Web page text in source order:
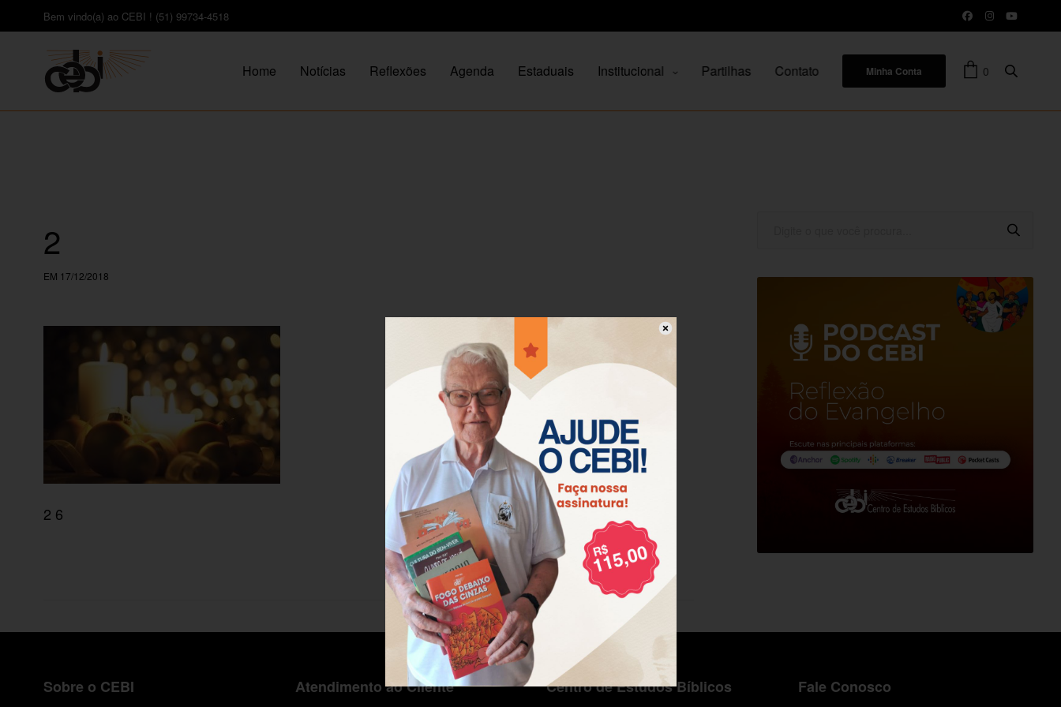
Bem vindo(a) ao CEBI ! (51) 99734-4518
Home Notícias Reflexões Agenda Estaduais Institucional Partilhas Contato Minha Conta 0
2
EM 17/12/2018
2 6
Sobre o CEBI Atendimento ao Cliente Centro de Estudos Bíblicos Fale Conosco